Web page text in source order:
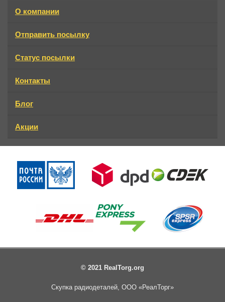
О компании
Отправить посылку
Статус посылки
Контакты
Блог
Акции
© 2021 RealTorg.org
Скупка радиодеталей, ООО «РеалТорг»